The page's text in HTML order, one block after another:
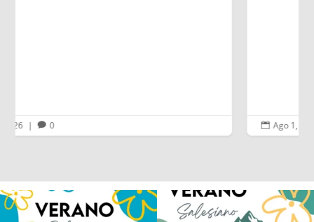
 Ago 1, 2026
Los alumnos de 6º de Primaria, 1º y 2º
de la ESO...
La diversión y la alegría también se han
sentido...